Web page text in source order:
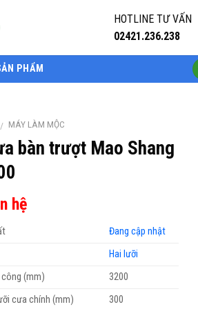
HOTLINE TƯ VẤN
02421.236.238
PHẨM
/ MÁY LÀM MỘC
bàn trượt Mao Shang
hệ
Đang cập nhật
Hai lưỡi
(mm)
3200
cưa chính (mm)
300